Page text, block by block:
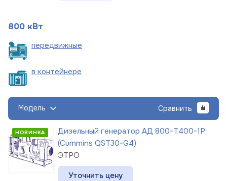
800 кВт
передвижные
в контейнере
Модель Сравнить
НОВИНКА
Дизельный генератор АД 800-Т400-1Р
(Cummins QST30-G4)
ЭТРО
Уточнить цену